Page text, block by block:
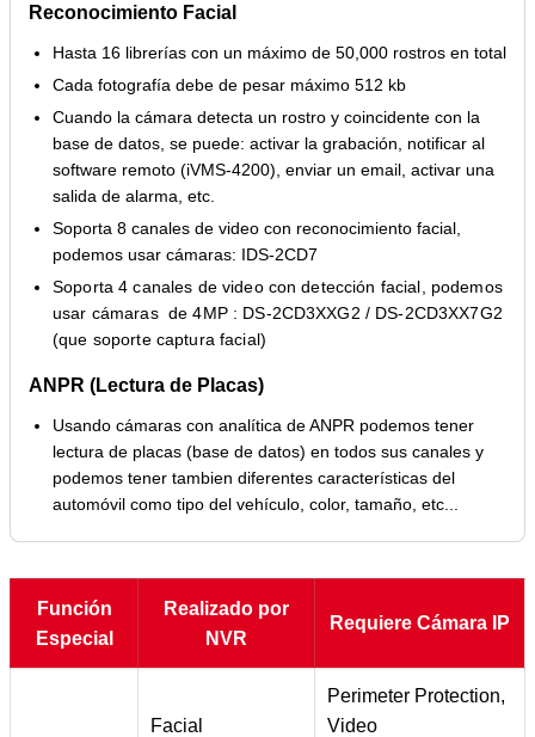
Reconocimiento Facial
Hasta 16 librerías con un máximo de 50,000 rostros en total
Cada fotografía debe de pesar máximo 512 kb
Cuando la cámara detecta un rostro y coincidente con la
base de datos, se puede: activar la grabación, notificar al
software remoto (iVMS-4200), enviar un email, activar una
salida de alarma, etc.
Soporta 8 canales de video con reconocimiento facial,
podemos usar cámaras: IDS-2CD7
Soporta 4 canales de video con detección facial, podemos
usar cámaras de 4MP : DS-2CD3XXG2 / DS-2CD3XX7G2
(que soporte captura facial)
ANPR (Lectura de Placas)
Usando cámaras con analítica de ANPR podemos tener
lectura de placas (base de datos) en todos sus canales y
podemos tener tambien diferentes características del
automóvil como tipo del vehículo, color, tamaño, etc...
Función
Especial
Realizado por
NVR
Requiere Cámara IP
Facial
Perimeter Protection,
Video